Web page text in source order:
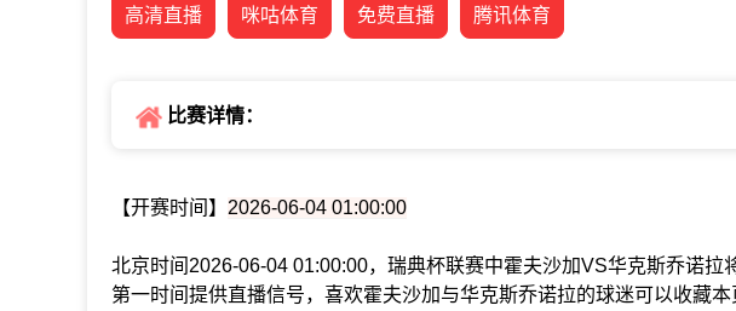
高清直播 咪咕体育 免费直播 腾讯体育
比赛详情：
【开赛时间】 2026-06-04 01:00:00
北京时间2026-06-04 01:00:00，瑞典杯联赛中霍夫沙加VS华克斯乔诺拉
第一时间提供直播信号，喜欢霍夫沙加与华克斯乔诺拉的球迷可以收藏